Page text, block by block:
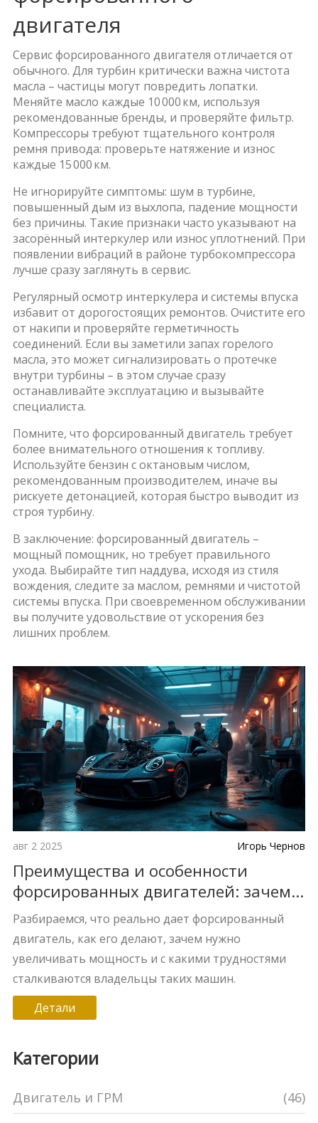
двигателя
Сервис форсированного двигателя отличается от
обычного. Для турбин критически важна чистота
масла – частицы могут повредить лопатки.
Меняйте масло каждые 10 000 км, используя
рекомендованные бренды, и проверяйте фильтр.
Компрессоры требуют тщательного контроля
ремня привода: проверьте натяжение и износ
каждые 15 000 км.
Не игнорируйте симптомы: шум в турбине,
повышенный дым из выхлопа, падение мощности
без причины. Такие признаки часто указывают на
засорённый интеркулер или износ уплотнений. При
появлении вибраций в районе турбокомпрессора
лучше сразу заглянуть в сервис.
Регулярный осмотр интеркулера и системы впуска
избавит от дорогостоящих ремонтов. Очистите его
от накипи и проверяйте герметичность
соединений. Если вы заметили запах горелого
масла, это может сигнализировать о протечке
внутри турбины – в этом случае сразу
останавливайте эксплуатацию и вызывайте
специалиста.
Помните, что форсированный двигатель требует
более внимательного отношения к топливу.
Используйте бензин с октановым числом,
рекомендованным производителем, иначе вы
рискуете детонацией, которая быстро выводит из
строя турбину.
В заключение: форсированный двигатель –
мощный помощник, но требует правильного
ухода. Выбирайте тип наддува, исходя из стиля
вождения, следите за маслом, ремнями и чистотой
системы впуска. При своевременном обслуживании
вы получите удовольствие от ускорения без
лишних проблем.
авг 2 2025 Игорь Чернов
Преимущества и особенности
форсированных двигателей: зачем
увеличивать мощность мотора
Разбираемся, что реально дает форсированный
двигатель, как его делают, зачем нужно
увеличивать мощность и с какими трудностями
сталкиваются владельцы таких машин.
Детали
Категории
Двигатель и ГРМ
(46)